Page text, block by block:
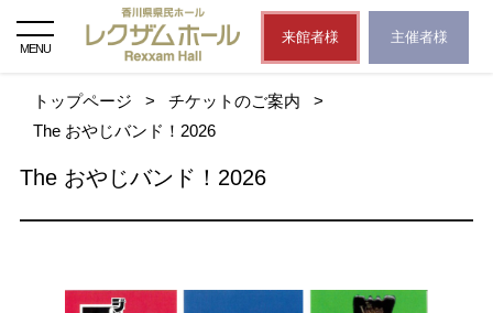
MENU
来館者様 主催者様
トップページ > チケットのご案内
>
The おやじバンド！2026
The おやじバンド！2026